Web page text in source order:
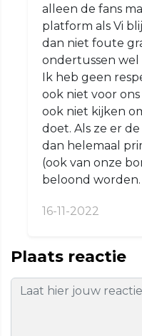
alleen de fans
platform als Vi
dan niet foute
ondertussen wel
Ik heb geen
ook niet voor
ook niet kijken
doet. Als ze er
dan helemaal
(ook van onze
beloond worden.
16-11-2022
Plaats reactie